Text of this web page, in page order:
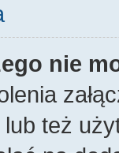
nie
też